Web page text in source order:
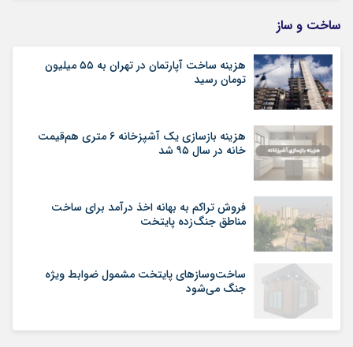
ساخت و ساز
هزینه ساخت آپارتمان در تهران به ۵۵ میلیون
تومان رسید
هزینه بازسازی یک آشپزخانه ۶ متری هم‌قیمت
خانه در سال ۹۵ شد
فروش تراکم به بهانه اخذ درآمد برای ساخت
مناطق جنگ‌زده پایتخت
ساخت‌وسازهای پایتخت مشمول ضوابط ویژه
جنگ می‌شود